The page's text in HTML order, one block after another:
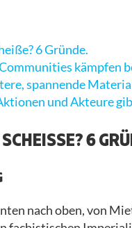
6 Gründe.
kämpfen
spannende
und Akteure
6
nach oben, von